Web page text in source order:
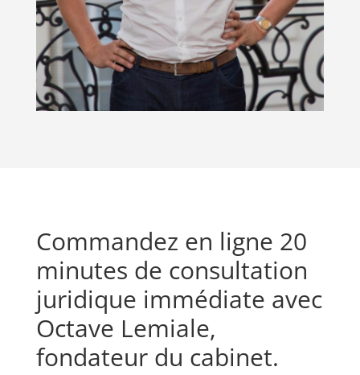
Commandez en ligne 20
minutes de consultation
juridique immédiate avec
Octave Lemiale,
fondateur du cabinet.